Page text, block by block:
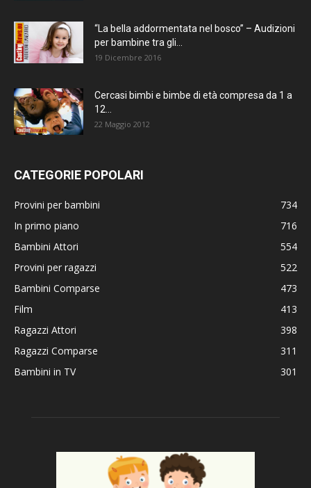
“La bella addormentata nel bosco” – Audizioni
per bambine tra gli...
19 Dicembre 2016
Cercasi bimbi e bimbe di età compresa da 1 a
12...
22 Maggio 2012
CATEGORIE POPOLARI
Provini per bambini
734
In primo piano
716
Bambini Attori
554
Provini per ragazzi
522
Bambini Comparse
473
Film
413
Ragazzi Attori
398
Ragazzi Comparse
311
Bambini in TV
301